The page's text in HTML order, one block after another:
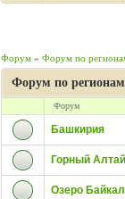
Форум » Форум по
Форум по
Форум
Башкирия
Горный Алтай
Озеро Байкал